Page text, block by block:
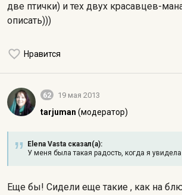
две птички) и тех двух красавцев-
описать)))
Нравится
62 19 мая 2013
tarjuman (модератор)
Elena Vasta сказал(а):
У меня была такая радость, когда я
Еще бы! Сидели еще такие , как на